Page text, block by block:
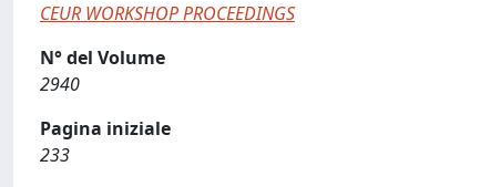
CEUR WORKSHOP PROCEEDINGS
N° del Volume
2940
Pagina iniziale
233